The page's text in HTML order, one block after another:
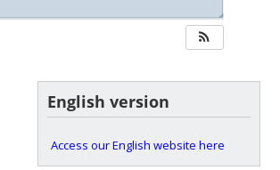
◢
English version
Access our English website here